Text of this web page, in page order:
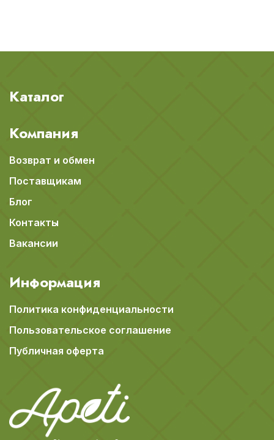
Каталог
Компания
Возврат и обмен
Поставщикам
Блог
Контакты
Вакансии
Информация
Политика конфиденциальности
Пользовательское соглашение
Публичная оферта